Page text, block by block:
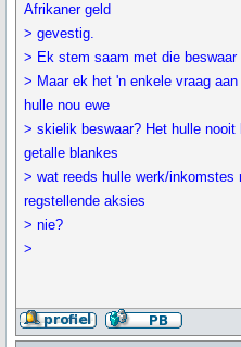
Afrikaner geld
> gevestig.
> Ek stem saam met die beswaar
> Maar ek het 'n enkele vraag
hulle nou ewe
> skielik beswaar? Het hulle
getalle blankes
> wat reeds hulle werk/inkomstes
regstellende aksies
> nie?
>